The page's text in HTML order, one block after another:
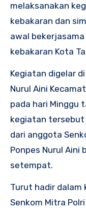
melaksanakan
kebakaran dan
awal
kebakaran Kota
Kegiatan digelar
Nurul Aini
pada hari Minggu
kegiatan tersebut
dari anggota
Ponpes Nurul
setempat.
Turut hadir
Senkom Mitra